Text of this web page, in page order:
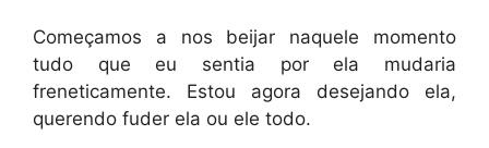
Começamos a nos beijar naquele momento
tudo que eu sentia por ela mudaria
freneticamente. Estou agora desejando ela,
querendo fuder ela ou ele todo.